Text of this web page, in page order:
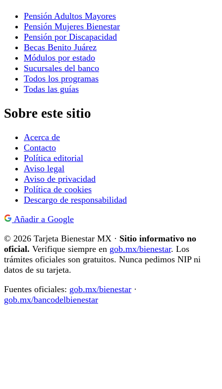
Pensión Adultos Mayores
Pensión Mujeres Bienestar
Pensión por Discapacidad
Becas Benito Juárez
Módulos por estado
Sucursales del banco
Todos los programas
Todas las guías
Sobre este sitio
Acerca de
Contacto
Política editorial
Aviso legal
Aviso de privacidad
Política de cookies
Descargo de responsabilidad
Añadir a Google
© 2026 Tarjeta Bienestar MX · Sitio informativo no
oficial. Verifique siempre en gob.mx/bienestar. Los
trámites oficiales son gratuitos. Nunca pedimos NIP ni
datos de su tarjeta.
Fuentes oficiales: gob.mx/bienestar ·
gob.mx/bancodelbienestar